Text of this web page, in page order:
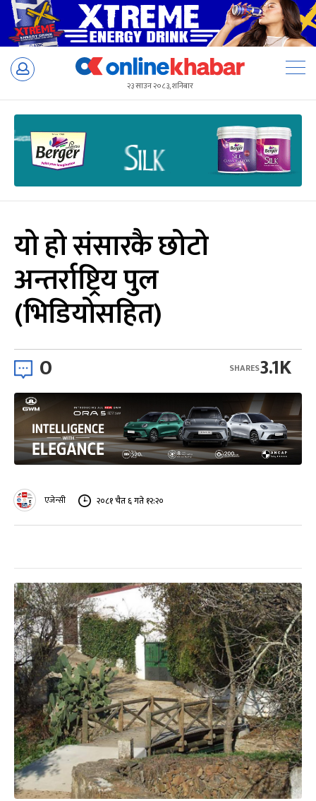
Skip
२३ साउन २०८३, शनिबार
यो हो संसारकै छोटो
अन्तर्राष्ट्रिय पुल
(भिडियोसहित)
0 3.1K
SHARES
एजेन्सी २०८१ चैत ६ गते १२:२०